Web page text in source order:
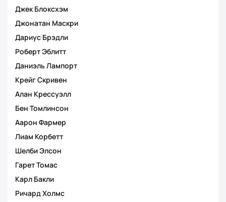
Джек Блоксхэм
Джонатан Маскри
Дариус Брэдли
Роберт Эблитт
Даниэль Лампорт
Крейг Скривен
Алан Крессуэлл
Бен Томлинсон
Аарон Фармер
Лиам Корбетт
Шелби Элсон
Гарет Томас
Карл Бакли
Ричард Холмс